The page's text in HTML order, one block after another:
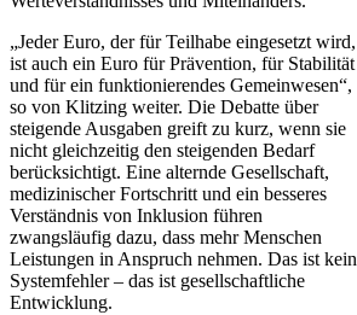
„Jeder Euro, der für Teilhabe eingesetzt wird,
ist auch ein Euro für Prävention, für Stabilität
und für ein funktionierendes Gemeinwesen“,
so von Klitzing weiter. Die Debatte über
steigende Ausgaben greift zu kurz, wenn sie
nicht gleichzeitig den steigenden Bedarf
berücksichtigt. Eine alternde Gesellschaft,
medizinischer Fortschritt und ein besseres
Verständnis von Inklusion führen
zwangsläufig dazu, dass mehr Menschen
Leistungen in Anspruch nehmen. Das ist kein
Systemfehler – das ist gesellschaftliche
Entwicklung.